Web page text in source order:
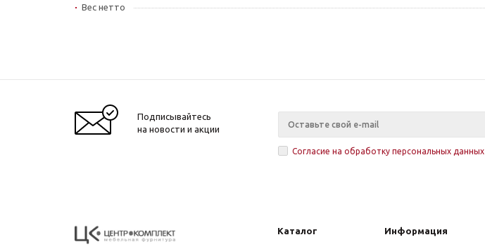
Вес нетто
Подписывайтесь
на новости и акции
Согласие на обработку персональных данных
Каталог Информация